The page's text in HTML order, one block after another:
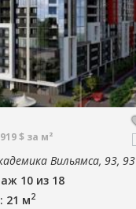
919 $ за м²
Вильямса, 93, 93
10 из 18
21 м2